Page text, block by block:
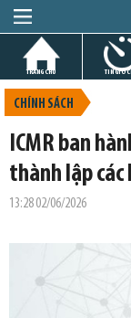
TRANG CHỦ TIN GIỜ
CHÍNH SÁCH
ICMR ban
thành lập
13:28 02/06/2026